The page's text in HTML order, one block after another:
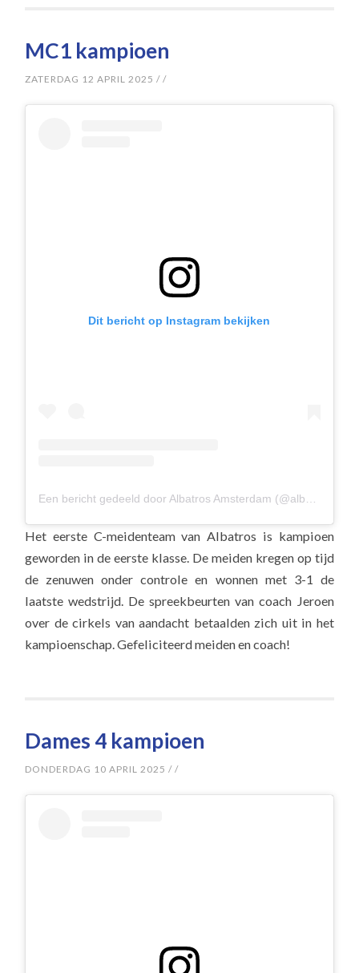
MC1 kampioen
ZATERDAG 12 APRIL 2025 //
Dit bericht op Instagram bekijken
Een bericht gedeeld door Albatros Amsterdam (@albavolley)
Het eerste C-meidenteam van Albatros is kampioen
geworden in de eerste klasse. De meiden kregen op tijd
de zenuwen onder controle en wonnen met 3-1 de
laatste wedstrijd. De spreekbeurten van coach Jeroen
over de cirkels van aandacht betaalden zich uit in het
kampioenschap. Gefeliciteerd meiden en coach!
Dames 4 kampioen
DONDERDAG 10 APRIL 2025 //